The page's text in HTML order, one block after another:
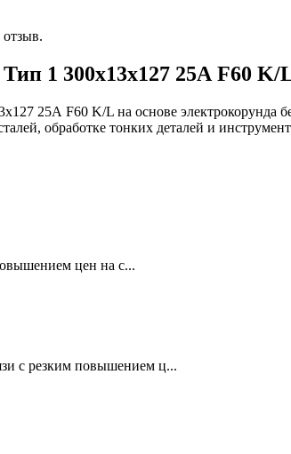
отзыв.
1 300х13х127 25А F60 K/
25А F60 K/L на основе электрокорунда
обработке тонких деталей и
цен на с...
с резким повышением ц...